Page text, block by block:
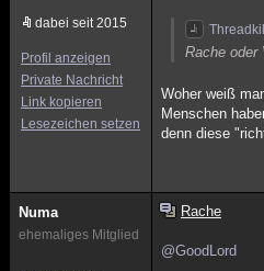
dabei seit 2015
Profil anzeigen
Private Nachricht
Link kopieren
Lesezeichen setzen
Rache oder
Woher weiß
Menschen
denn diese
Numa
ehemaliges Mitglied
Rache
@GoodLord